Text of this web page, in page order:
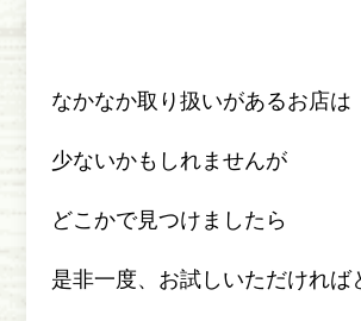
なかなか取り扱いがあるお店は
少ないかもしれませんが
どこかで見つけましたら
是非一度、お試しいただければ